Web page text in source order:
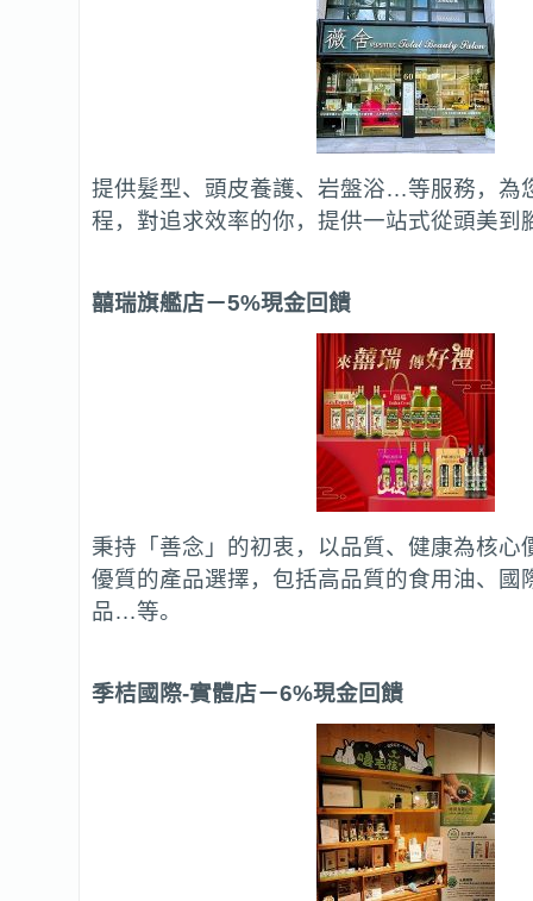
提供髮型、頭皮養護、岩盤浴…等服務，為
程，對追求效率的你，提供一站式從頭美到
囍瑞旗艦店－5%現金回饋
秉持「善念」的初衷，以品質、健康為核心
優質的產品選擇，包括高品質的食用油、國
品…等。
季桔國際-實體店－6%現金回饋